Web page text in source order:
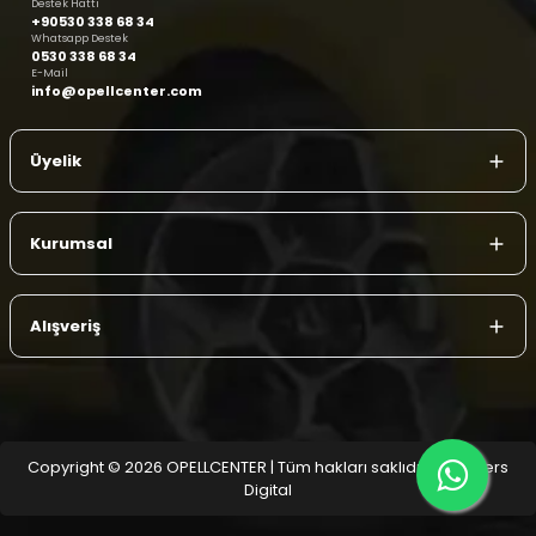
Destek Hattı
+90530 338 68 34
Whatsapp Destek
0530 338 68 34
E-Mail
info@opellcenter.com
Üyelik
Kurumsal
Alışveriş
Copyright © 2026 OPELLCENTER | Tüm hakları saklıdır.
| Reliefers
Digital